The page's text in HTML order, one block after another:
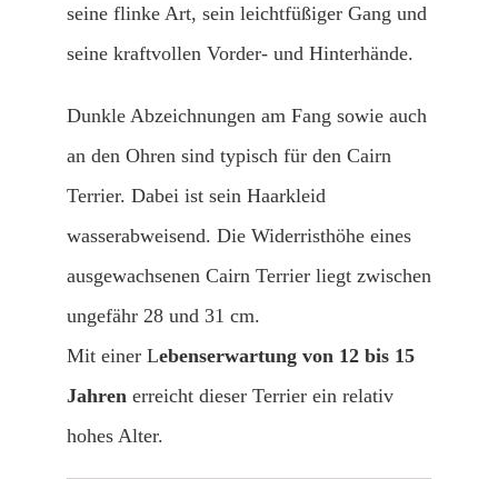
seine flinke Art, sein leichtfüßiger Gang und
seine kraftvollen Vorder- und Hinterhände.
Dunkle Abzeichnungen am Fang sowie auch
an den Ohren sind typisch für den Cairn
Terrier. Dabei ist sein Haarkleid
wasserabweisend. Die Widerristhöhe eines
ausgewachsenen Cairn Terrier liegt zwischen
ungefähr 28 und 31 cm.
Mit einer Lebenserwartung von 12 bis 15
Jahren erreicht dieser Terrier ein relativ
hohes Alter.